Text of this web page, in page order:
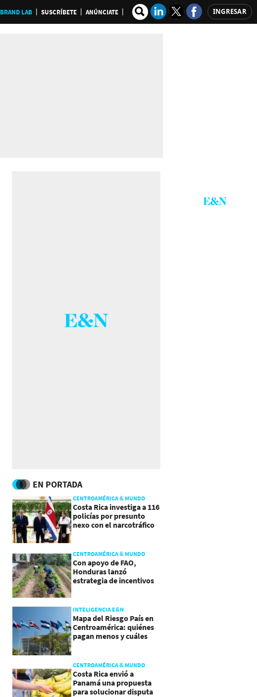
BRAND LAB SUSCRÍBETE ANÚNCIATE INGRESAR
EN PORTADA
CENTROAMÉRICA & MUNDO
Costa Rica investiga a 116
policías por presunto
nexo con el narcotráfico
CENTROAMÉRICA & MUNDO
Con apoyo de FAO,
Honduras lanzó
estrategia de incentivos
INTELIGENCIA E&N
Mapa del Riesgo País en
Centroamérica: quiénes
pagan menos y cuáles
CENTROAMÉRICA & MUNDO
Costa Rica envió a
Panamá una propuesta
para solucionar disputa